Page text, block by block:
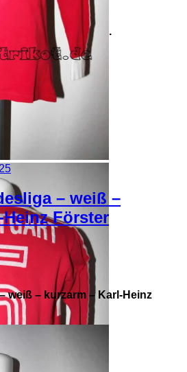
Mit diesem Trikot
einmal gespielt.
VfB Stuttgart – 1.
diesem Spiel trug
Hadewicz
– weiß –
Förster
weiß – kurzarm – Karl-Heinz